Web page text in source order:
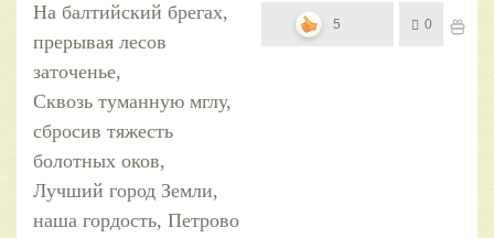
На балтийский брегах,
прерывая лесов
заточенье,
Сквозь туманную мглу,
сбросив тяжесть
болотных оков,
Лучший город Земли,
наша гордость, Петрово
5 0